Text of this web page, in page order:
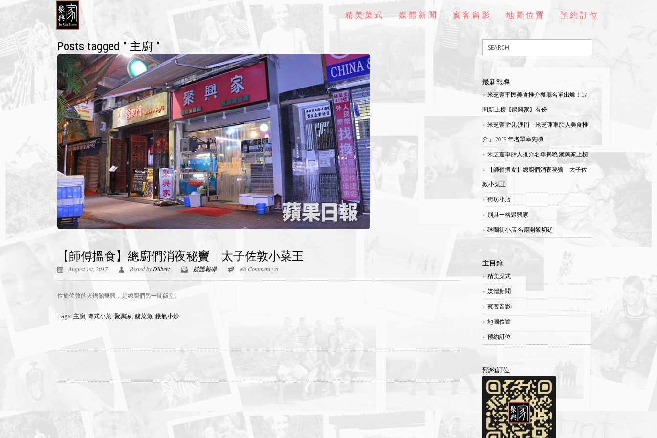
精美菜式 媒體新聞 賓客留影 地圖位置 預約訂位
Posts tagged " 主廚 "
【師傅搵食】總廚們消夜秘竇 太子佐敦小菜王
August 1st, 2017 Posted by Dilbert 媒體報導 No Comment yet
位於佐敦的火鍋館華興，是總廚們另一間飯堂。
Tags:主廚, 粵式小菜, 聚興家, 酸菜魚, 鑊氣小炒
最新報導
米芝蓮平民美食推介餐廳名單出爐！17
間新上榜【聚興家】有份
米芝蓮 香港澳門「米芝蓮車胎人美食推
介」 2018 年名單率先睇
米芝蓮車胎人推介名單揭曉 聚興家上榜
【師傅搵食】總廚們消夜秘竇 太子佐
敦小菜王
街坊小店
別具一格聚興家
砵蘭街小店 名廚開飯切磋
主目錄
精美菜式
媒體新聞
賓客留影
地圖位置
預約訂位
預約訂位